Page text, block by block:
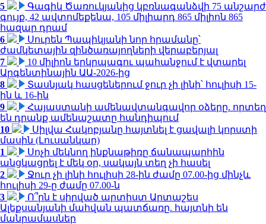
5
Գագիկ Ծառուկյանից կբռնագանձվի 75 անշարժ
գույք, 42 ավտոմեքենա, 105 միլիարդ 865 միլիոն 865
հազար դրամ
6
Սուրեն Պապիկյանի նոր հրամանը՝
ժամկետային զինծառայողների վերաբերյալ
7
10 միլիոն երկրպագու պահանջում է վտարել
Արգենտինային ԱԱ-2026-ից
8
Տասնյակ հասցեներում ջուր չի լինի՝ հուլիսի 15-
ին և 16-ին
9
Հայաստանի ամենավտանգավոր օձերը. որտեղ
են դրանք ամենաշատը հանդիպում
10
Սիլվա Հակոբյանը հայտնել է ցավալի կորստի
մասին (Լուսանկար)
1
Սոչի մեկնող ինքնաթիռը ճանապարհին
անցկացրել է մեկ օր, սակայն տեղ չի հասել
2
Ջուր չի լինի հուլիսի 28-ին ժամը 07.00-ից մինչև
հուլիսի 29-ը ժամը 07.00-ն
3
Ո՞րն է սիրված արտիստ Արտաշես
Ալեքսանյանի մահվան պատճառը. հայտնի են
մանրամասներ